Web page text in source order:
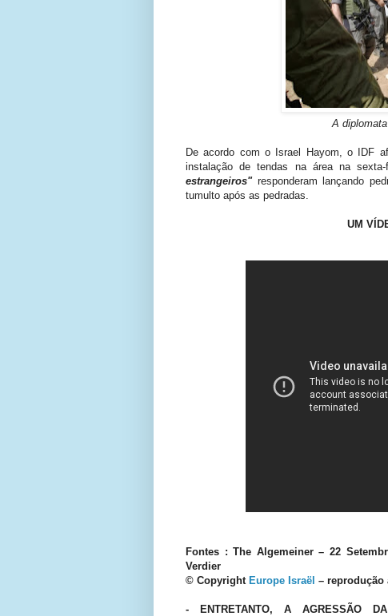
A
De acordo com o Israel Hayom , o IDF
instalação de tendas
na área na sexta-
estrangeiros" responderam lançando
tumulto após as pedradas.
UM
Fontes : The Algemeiner – 22
Verdier
© Copyright Europe Israël – reprodução
- ENTRETANTO, A AGRESSÃO